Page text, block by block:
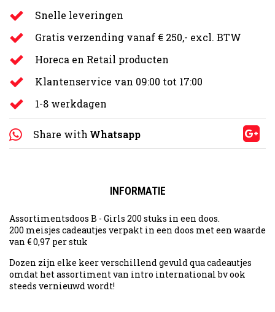
Snelle leveringen
Gratis verzending vanaf € 250,- excl. BTW
Horeca en Retail producten
Klantenservice van 09:00 tot 17:00
1-8 werkdagen
Share with Whatsapp
INFORMATIE
Assortimentsdoos B - Girls 200 stuks in een doos.
200 meisjes cadeautjes verpakt in een doos met een waarde
van € 0,97 per stuk
Dozen zijn elke keer verschillend gevuld qua cadeautjes
omdat het assortiment van intro international bv ook
steeds vernieuwd wordt!